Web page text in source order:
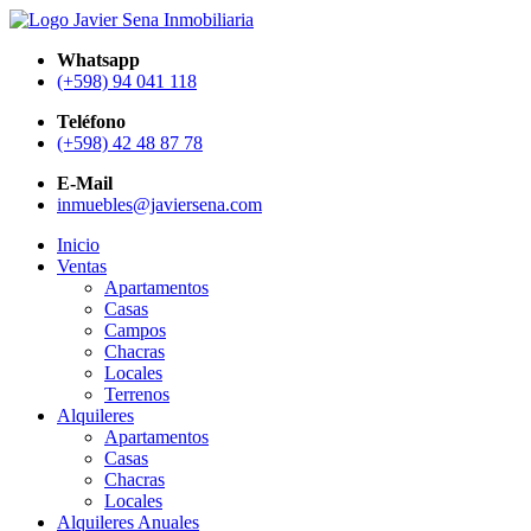
Whatsapp
(+598) 94 041 118
Teléfono
(+598) 42 48 87 78
E-Mail
inmuebles@javiersena.com
Inicio
Ventas
Apartamentos
Casas
Campos
Chacras
Locales
Terrenos
Alquileres
Apartamentos
Casas
Chacras
Locales
Alquileres Anuales